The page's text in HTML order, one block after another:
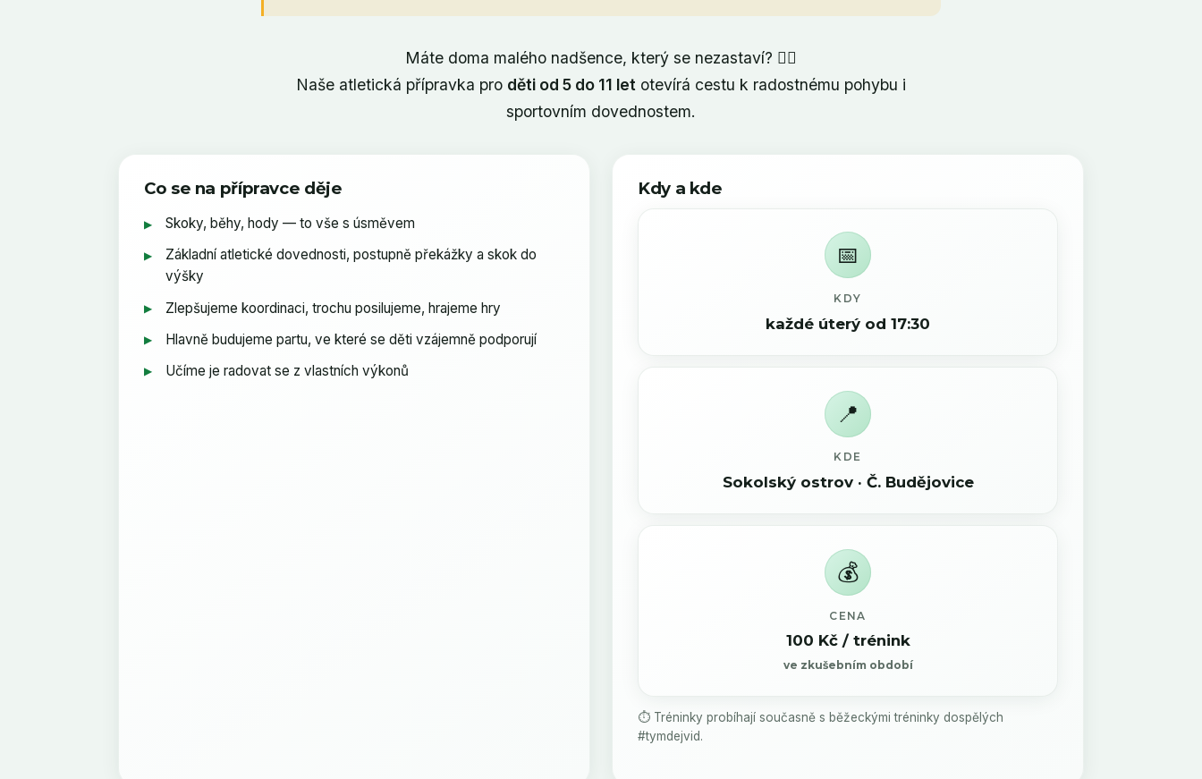
Máte doma malého nadšence, který se nezastaví? 🏃‍♀️
Naše atletická přípravka pro děti od 5 do 11 let otevírá cestu k radostnému pohybu i
sportovním dovednostem.
Co se na přípravce děje
▶ Skoky, běhy, hody — to vše s úsměvem
▶
Základní atletické dovednosti, postupně překážky a skok do
výšky
▶ Zlepšujeme koordinaci, trochu posilujeme, hrajeme hry
▶ Hlavně budujeme partu, ve které se děti vzájemně podporují
▶ Učíme je radovat se z vlastních výkonů
Kdy a kde
📅
KDY
každé úterý od 17:30
📍
KDE
Sokolský ostrov · Č. Budějovice
💰
CENA
100 Kč / trénink
ve zkušebním období
⏱️ Tréninky probíhají současně s běžeckými tréninky dospělých
#tymdejvid.